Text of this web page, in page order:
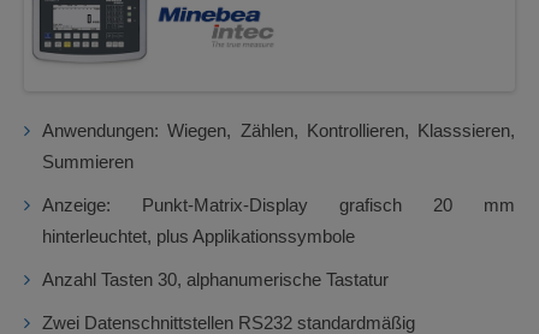
Anwendungen: Wiegen, Zählen, Kontrollieren, Klasssieren,
Summieren
Anzeige: Punkt-Matrix-Display grafisch 20 mm
hinterleuchtet, plus Applikationssymbole
Anzahl Tasten 30, alphanumerische Tastatur
Zwei Datenschnittstellen RS232 standardmäßig